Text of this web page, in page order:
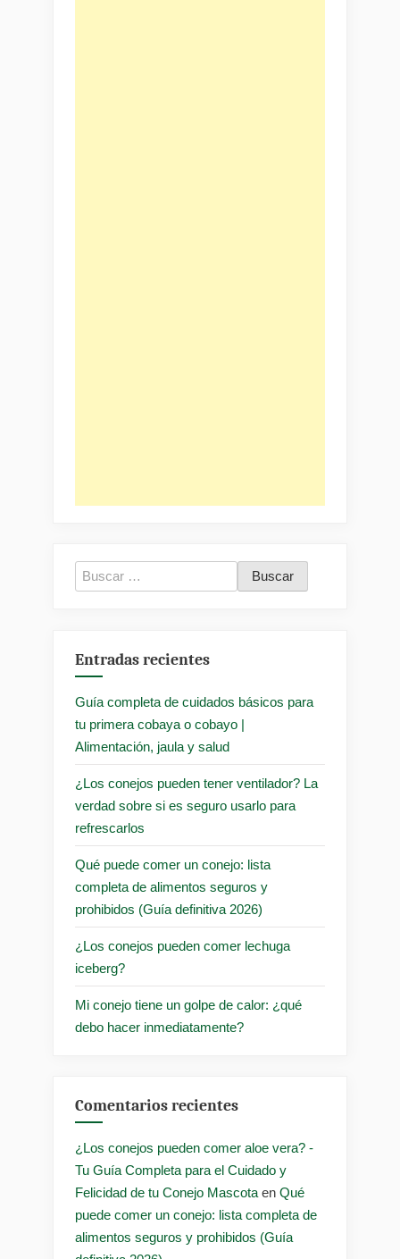
Buscar:
Entradas recientes
Guía completa de cuidados básicos para
tu primera cobaya o cobayo |
Alimentación, jaula y salud
¿Los conejos pueden tener ventilador? La
verdad sobre si es seguro usarlo para
refrescarlos
Qué puede comer un conejo: lista
completa de alimentos seguros y
prohibidos (Guía definitiva 2026)
¿Los conejos pueden comer lechuga
iceberg?
Mi conejo tiene un golpe de calor: ¿qué
debo hacer inmediatamente?
Comentarios recientes
¿Los conejos pueden comer aloe vera? -
Tu Guía Completa para el Cuidado y
Felicidad de tu Conejo Mascota en Qué
puede comer un conejo: lista completa de
alimentos seguros y prohibidos (Guía